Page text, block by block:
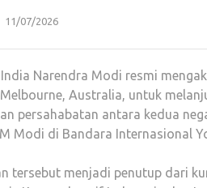
11/07/2026
Narendra Modi resmi
Australia, untuk
persahabatan antara kedua
Modi di Bandara Internasional
tersebut menjadi penutup dari